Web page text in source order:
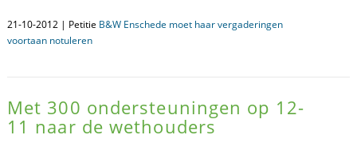
21-10-2012 | Petitie B&W Enschede moet haar vergaderingen
voortaan notuleren
Met 300 ondersteuningen op 12-
11 naar de wethouders